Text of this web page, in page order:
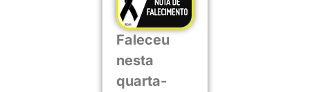
Faleceu
nesta
quarta-